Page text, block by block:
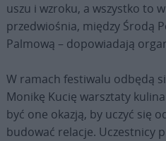
uszu i wzroku, a wszystko to
przedwiośnia, między Środą
Palmową – dopowiadają
W ramach festiwalu odbędą
Monikę Kucię warsztaty
być one okazją, by uczyć się
budować relacje. Uczestnicy